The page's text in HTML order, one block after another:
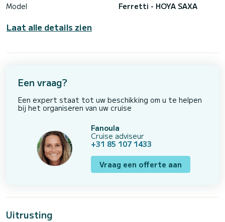
Model
Ferretti - HOYA SAXA
Laat alle details zien
Een vraag?
Een expert staat tot uw beschikking om u te helpen
bij het organiseren van uw cruise
Fanoula
Cruise adviseur
+31 85 107 1433
Vraag een offerte aan
Uitrusting